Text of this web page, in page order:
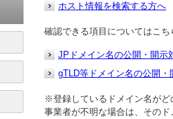
ホスト情報を検索する方へ
確認できる項目についてはこ
JPドメイン名の公開・開示
gTLD等ドメイン名の公開・
※登録しているドメイン名がど
事業者が不明な場合は、その